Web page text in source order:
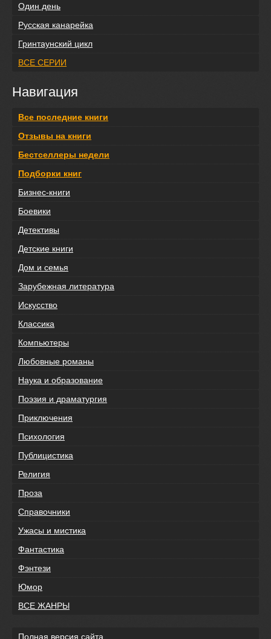
Один день
Русская канарейка
Гринтаунский цикл
ВСЕ СЕРИИ
Навигация
Все последние книги
Отзывы на книги
Бестселлеры недели
Подборки книг
Бизнес-книги
Боевики
Детективы
Детские книги
Дом и семья
Зарубежная литература
Искусство
Классика
Компьютеры
Любовные романы
Наука и образование
Поэзия и драматургия
Приключения
Психология
Публицистика
Религия
Проза
Справочники
Ужасы и мистика
Фантастика
Фэнтези
Юмор
ВСЕ ЖАНРЫ
Полная версия сайта